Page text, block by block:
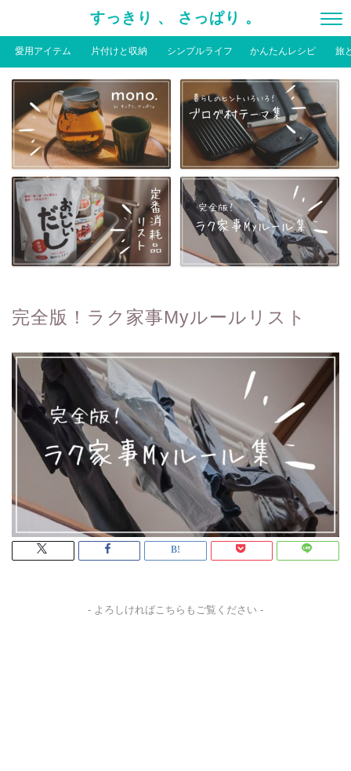
すっきり 、 さっぱり 。
愛用アイテム 片付けと収納 シンプルライフ かんたんレシピ 旅
完全版！ラク家事Myルールリスト
- よろしければこちらもご覧ください -